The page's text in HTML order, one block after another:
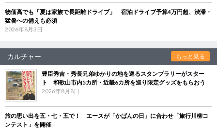
物価高でも「夏は家族で長距離ドライブ」 宿泊ドライブ予算4万円超、渋滞・
猛暑への備えも必須
2026年8月3日
カルチャー もっと見る
豊臣秀吉・秀長兄弟ゆかりの地を巡るスタンプラリーがスター
ト 和歌山市内5カ所・近畿6カ所を巡り限定グッズをもらおう
2026年8月8日
旅の思い出を五・七・五で！ エースが「かばんの日」に合わせ「旅行川柳コ
ンテスト」を開催